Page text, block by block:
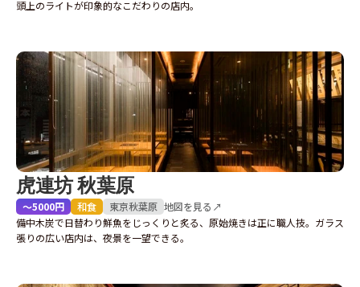
頭上のライトが印象的なこだわりの店内。
虎連坊 秋葉原
〜5000円 和食 東京秋葉原 地図を見る↗
備中木炭で日替わり鮮魚をじっくりと炙る、原始焼きは正に職人技。ガラス
張りの広い店内は、夜景を一望できる。